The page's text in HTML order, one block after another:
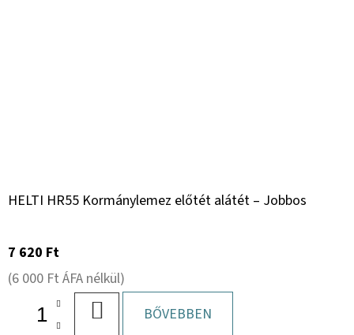
HELTI HR55 Kormánylemez előtét alátét – Jobbos
7 620 Ft
(6 000 Ft ÁFA nélkül)
KOSÁRBABŐVEBBEN